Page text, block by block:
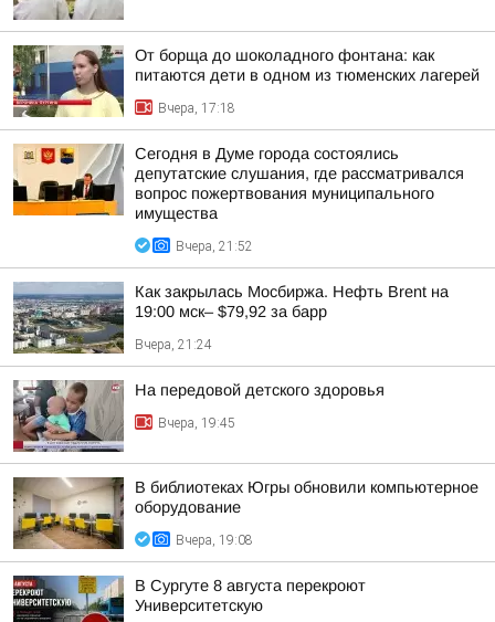
От борща до шоколадного фонтана: как
питаются дети в одном из тюменских лагерей
Вчера, 17:18
Сегодня в Думе города состоялись
депутатские слушания, где рассматривался
вопрос пожертвования муниципального
имущества
Вчера, 21:52
Как закрылась Мосбиржа. Нефть Brent на
19:00 мск– $79,92 за барр
Вчера, 21:24
На передовой детского здоровья
Вчера, 19:45
В библиотеках Югры обновили компьютерное
оборудование
Вчера, 19:08
В Сургуте 8 августа перекроют
Университетскую